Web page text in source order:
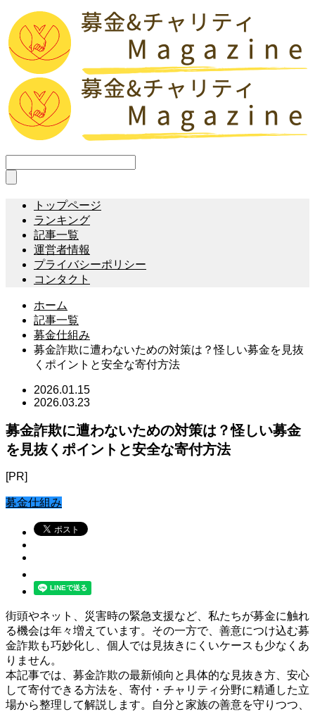
トップページ
ランキング
記事一覧
運営者情報
プライバシーポリシー
コンタクト
ホーム
記事一覧
募金仕組み
募金詐欺に遭わないための対策は？怪しい募金を見抜
くポイントと安全な寄付方法
2026.01.15
2026.03.23
募金詐欺に遭わないための対策は？怪しい募金
を見抜くポイントと安全な寄付方法
[PR]
募金仕組み
街頭やネット、災害時の緊急支援など、私たちが募金に触れ
る機会は年々増えています。その一方で、善意につけ込む募
金詐欺も巧妙化し、個人では見抜きにくいケースも少なくあ
りません。
本記事では、募金詐欺の最新傾向と具体的な見抜き方、安心
して寄付できる方法を、寄付・チャリティ分野に精通した立
場から整理して解説します。自分と家族の善意を守りつつ、